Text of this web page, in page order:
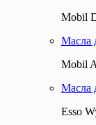
Mobil
Масла
Mobil
Масла
Esso